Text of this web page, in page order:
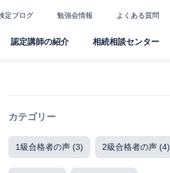
定ブログ 勉強会情報 よくある質問
認定講師の紹介 相続相談センター
カテゴリー
1級合格者の声 (3) 2級合格者の声 (4)